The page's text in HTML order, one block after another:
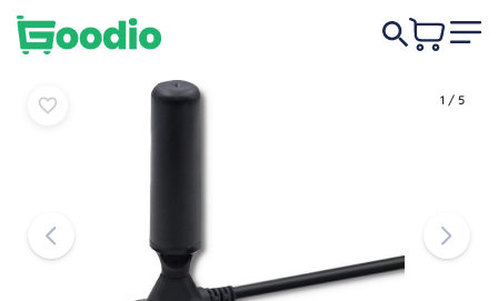
1 / 5
8,90 € Do košíka